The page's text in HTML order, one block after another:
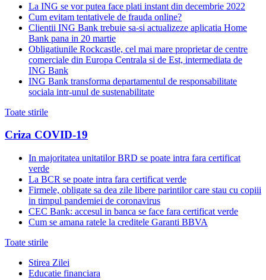
La ING se vor putea face plati instant din decembrie 2022
Cum evitam tentativele de frauda online?
Clientii ING Bank trebuie sa-si actualizeze aplicatia Home
Bank pana in 20 martie
Obligatiunile Rockcastle, cel mai mare proprietar de centre
comerciale din Europa Centrala si de Est, intermediata de
ING Bank
ING Bank transforma departamentul de responsabilitate
sociala intr-unul de sustenabilitate
Toate stirile
Criza COVID-19
In majoritatea unitatilor BRD se poate intra fara certificat
verde
La BCR se poate intra fara certificat verde
Firmele, obligate sa dea zile libere parintilor care stau cu copiii
in timpul pandemiei de coronavirus
CEC Bank: accesul in banca se face fara certificat verde
Cum se amana ratele la creditele Garanti BBVA
Toate stirile
Stirea Zilei
Educatie financiara